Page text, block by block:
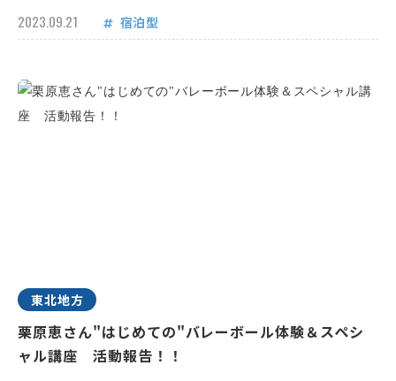
2023.09.21 宿泊型
東北地方
栗原恵さん"はじめての"バレーボール体験＆スペシ
ャル講座 活動報告！！